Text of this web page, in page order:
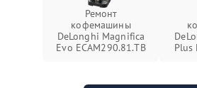
Ремонт
кофемашины
DeLonghi Magnifica
Evo ECAM290.81.TB
Plus